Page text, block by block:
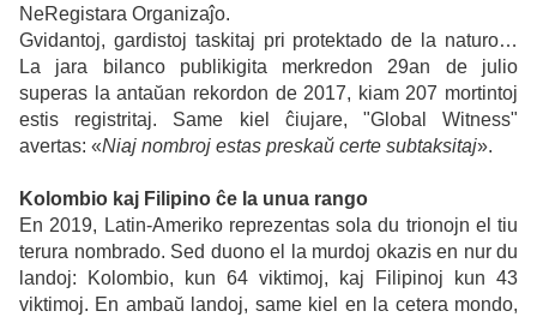
NeRegistara Organizaĵo.
Gvidantoj, gardistoj taskitaj pri protektado de la naturo…
La jara bilanco publikigita merkredon 29an de julio
superas la antaŭan rekordon de 2017, kiam 207 mortintoj
estis registritaj. Same kiel ĉiujare, "Global Witness"
avertas: «Niaj nombroj estas preskaŭ certe subtaksitaj».
Kolombio kaj Filipino ĉe la unua rango
En 2019, Latin-Ameriko reprezentas sola du trionojn el tiu
terura nombrado. Sed duono el la murdoj okazis en nur du
landoj: Kolombio, kun 64 viktimoj, kaj Filipinoj kun 43
viktimoj. En ambaŭ landoj, same kiel en la cetera mondo,